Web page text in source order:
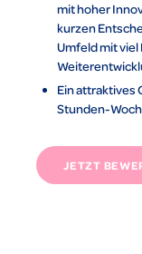
mit hoher
kurzen
Umfeld mit
Ein attraktives
Stunden-
JETZT